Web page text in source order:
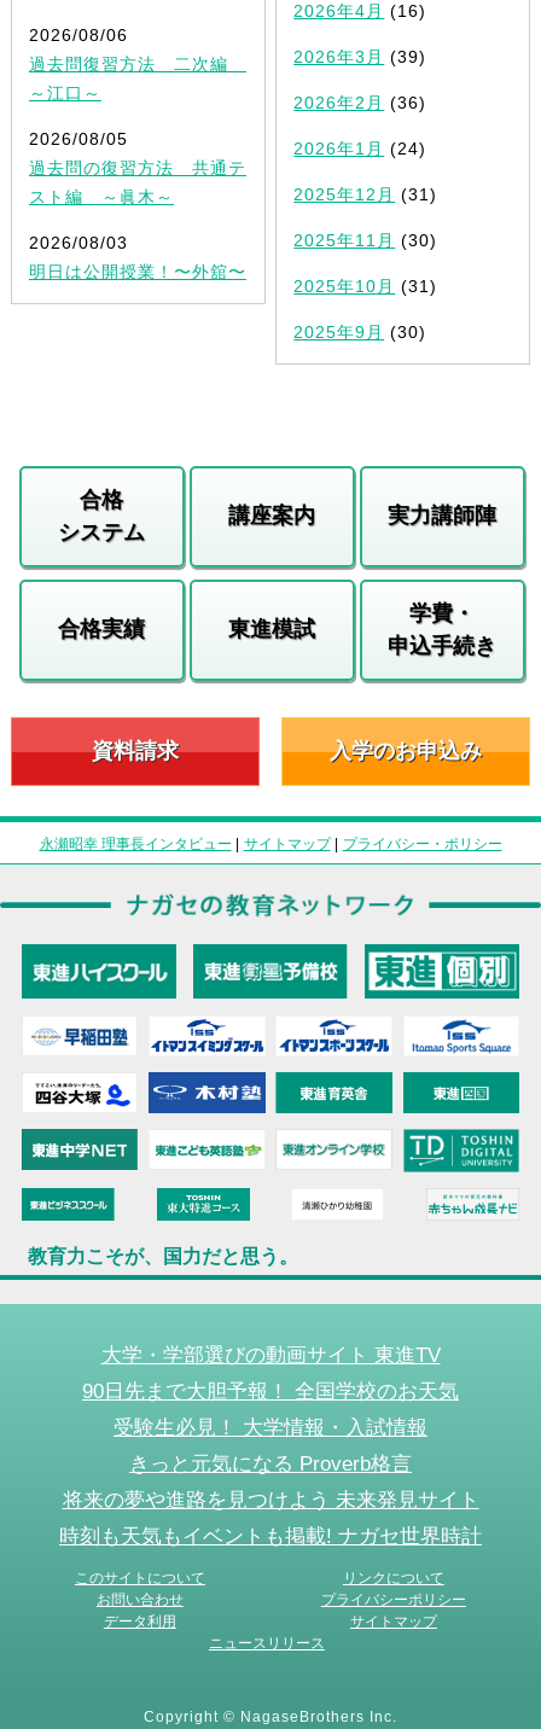
2026/08/06
過去問復習方法 二次編
～江口～
2026/08/05
過去問の復習方法 共通テ
スト編 ～眞木～
2026/08/03
明日は公開授業！〜外舘〜
2026年4月 (16)
2026年3月 (39)
2026年2月 (36)
2026年1月 (24)
2025年12月 (31)
2025年11月 (30)
2025年10月 (31)
2025年9月 (30)
合格
システム
講座案内 実力講師陣
合格実績 東進模試
学費・
申込手続き
資料請求 入学のお申込み
永瀬昭幸 理事長インタビュー | サイトマップ| プライバシー・ポリシー
教育力こそが、国力だと思う。
大学・学部選びの動画サイト 東進TV
90日先まで大胆予報！ 全国学校のお天気
受験生必見！ 大学情報・入試情報
きっと元気になる Proverb格言
将来の夢や進路を見つけよう 未来発見サイト
時刻も天気もイベントも掲載! ナガセ世界時計
このサイトについて
リンクについて
お問い合わせ
プライバシーポリシー
データ利用
サイトマップ
ニュースリリース
Copyright © NagaseBrothers Inc.